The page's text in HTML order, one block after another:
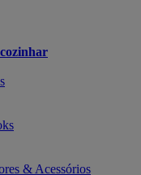
& Acessórios